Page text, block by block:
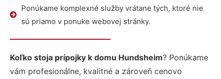
Ponúkame komplexné služby vrátane tých, ktoré nie
sú priamo v ponuke webovej stránky.
Koľko stoja prípojky k domu Hundsheim? Ponúkame
vám profesionálne, kvalitné a zároveň cenovo